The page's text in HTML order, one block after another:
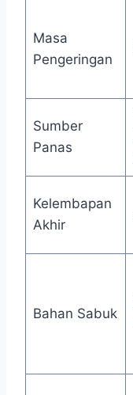
Masa
Pengeringan
Sumber
Panas
Kelembapan
Akhir
Bahan Sabuk